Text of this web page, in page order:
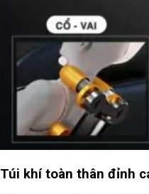
Túi khí toàn thân đỉnh